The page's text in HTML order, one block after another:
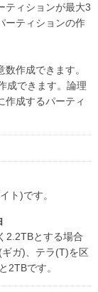
ティションが最大3
ーティションの作
作成できます。
成できます。論理
作成するパーティ
ト)です。
2.2TBとする場合
ガ)、テラ(T)を区
2TBです。